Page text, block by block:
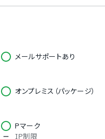
メールサポートあり
オンプレミス（パッケージ）
Pマーク
IP制限